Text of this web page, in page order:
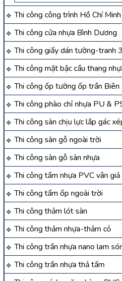
Thi công công trình Hồ Chí Minh
Thi công cửa nhựa Bình Dương
Thi công giấy dán tường-tranh
Thi công mặt bậc cầu thang
Thi công ốp tường ốp trần
Thi công phào chỉ nhựa PU &
Thi công sàn chịu lực lắp gác
Thi công sàn gỗ ngoài trời
Thi công sàn gỗ sàn nhựa
Thi công tấm nhựa PVC vân giả
Thi công tấm ốp ngoài trời
Thi công thảm lót sàn
Thi công thảm nhựa-thảm cỏ
Thi công trần nhựa nano lam
Thi công trần nhựa thả tấm